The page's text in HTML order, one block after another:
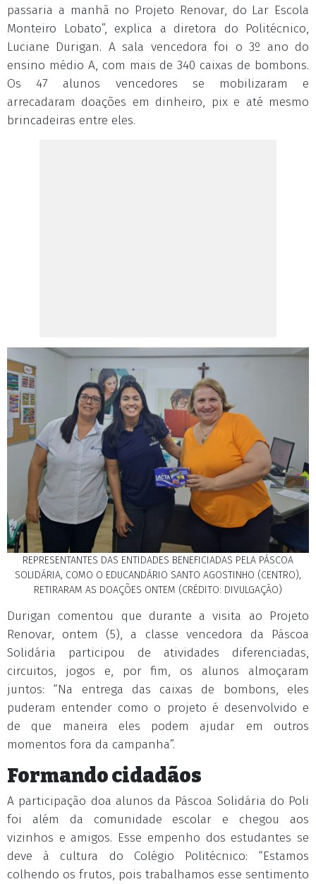
passaria a manhã no Projeto Renovar, do Lar Escola
Monteiro Lobato”, explica a diretora do Politécnico,
Luciane Durigan. A sala vencedora foi o 3º ano do
ensino médio A, com mais de 340 caixas de bombons.
Os 47 alunos vencedores se mobilizaram e
arrecadaram doações em dinheiro, pix e até mesmo
brincadeiras entre eles.
REPRESENTANTES DAS ENTIDADES BENEFICIADAS PELA PÁSCOA
SOLIDÁRIA, COMO O EDUCANDÁRIO SANTO AGOSTINHO (CENTRO),
RETIRARAM AS DOAÇÕES ONTEM (CRÉDITO: DIVULGAÇÃO)
Durigan comentou que durante a visita ao Projeto
Renovar, ontem (5), a classe vencedora da Páscoa
Solidária participou de atividades diferenciadas,
circuitos, jogos e, por fim, os alunos almoçaram
juntos: “Na entrega das caixas de bombons, eles
puderam entender como o projeto é desenvolvido e
de que maneira eles podem ajudar em outros
momentos fora da campanha”.
Formando cidadãos
A participação doa alunos da Páscoa Solidária do Poli
foi além da comunidade escolar e chegou aos
vizinhos e amigos. Esse empenho dos estudantes se
deve à cultura do Colégio Politécnico: “Estamos
colhendo os frutos, pois trabalhamos esse sentimento